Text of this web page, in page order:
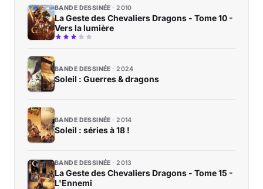
BANDE DESSINÉE 2010
La Geste des Chevaliers Dragons - Tome 10 -
Vers la lumière
BANDE DESSINÉE 2024
Soleil : Guerres & dragons
BANDE DESSINÉE 2014
Soleil : séries à 18 !
BANDE DESSINÉE 2013
La Geste des Chevaliers Dragons - Tome 15 -
L'Ennemi